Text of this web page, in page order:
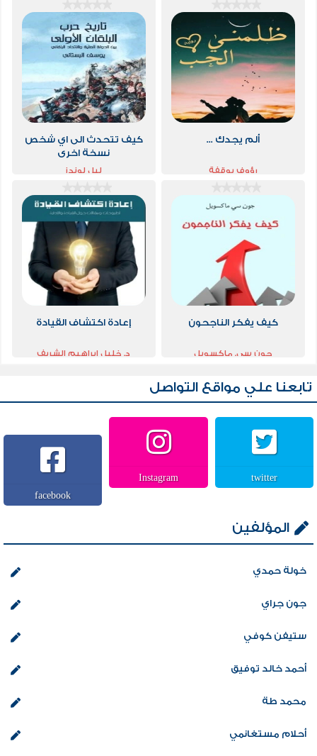
ألم يجدك ...
رؤوف بوقفة
كيف تتحدث الى اي شخص
نسخة اخرى
ليل لوندز
كيف يفكر الناجحون
جون سي. ماكسويل
إعادة اكتشاف القيادة
د. خليل إبراهيم الشريف
تابعنا علي مواقع التواصل
twitter
Instagram
facebook
المؤلفين
خولة حمدي
جون جراي
ستيفن كوفي
أحمد خالد توفيق
محمد طة
أحلام مستغانمي